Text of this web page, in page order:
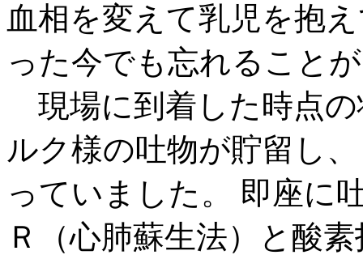
血相を変えて乳児を抱
った今でも忘れること
現場に到着した時点
ルク様の吐物が貯留し
っていました。 即座に
Ｒ（心肺蘇生法）と酸